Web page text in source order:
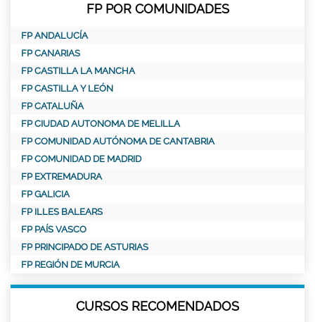
FP POR COMUNIDADES
FP ANDALUCÍA
FP CANARIAS
FP CASTILLA LA MANCHA
FP CASTILLA Y LEÓN
FP CATALUÑA
FP CIUDAD AUTONOMA DE MELILLA
FP COMUNIDAD AUTÓNOMA DE CANTABRIA
FP COMUNIDAD DE MADRID
FP EXTREMADURA
FP GALICIA
FP ILLES BALEARS
FP PAÍS VASCO
FP PRINCIPADO DE ASTURIAS
FP REGIÓN DE MURCIA
CURSOS RECOMENDADOS